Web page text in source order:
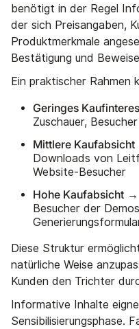
benötigt in der Regel
der sich Preisangaben,
Produktmerkmale
Bestätigung und
Ein praktischer Rahmen
Geringes
Zuschauer,
Mittlere Kaufabsicht
Downloads von
Website-Besucher
Hohe Kaufabsicht →
Besucher der
Diese Struktur
natürliche Weise
Kunden den Trichter
Informative Inhalte
Sensibilisierungsphase.